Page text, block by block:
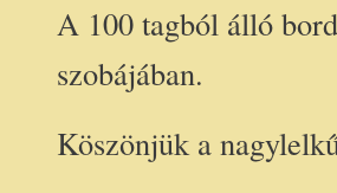
A 100 tagból álló
szobájában.
Köszönjük a